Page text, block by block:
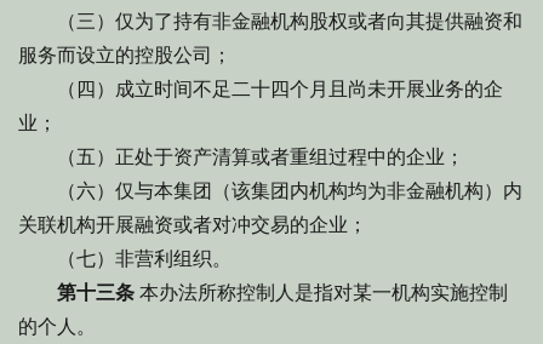
（三）仅为了持有非金融机构股权或者向其提供融资和
服务而设立的控股公司；
（四）成立时间不足二十四个月且尚未开展业务的企
业；
（五）正处于资产清算或者重组过程中的企业；
（六）仅与本集团（该集团内机构均为非金融机构）内
关联机构开展融资或者对冲交易的企业；
（七）非营利组织。
第十三条 本办法所称控制人是指对某一机构实施控制
的个人。